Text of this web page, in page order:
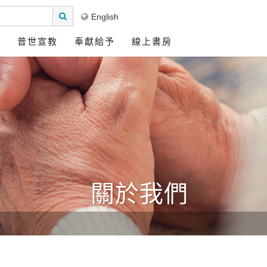
English
普世宣教 奉獻給予 線上書房
關於我們